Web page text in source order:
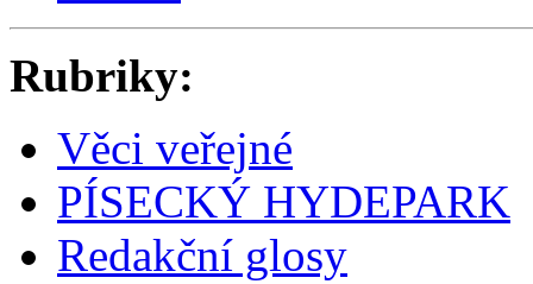
Rubriky:
Věci veřejné
PÍSECKÝ HYDEPARK
Redakční glosy